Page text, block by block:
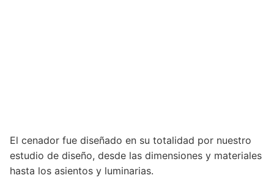
El cenador fue diseñado en su totalidad por nuestro
estudio de diseño, desde las dimensiones y materiales
hasta los asientos y luminarias.